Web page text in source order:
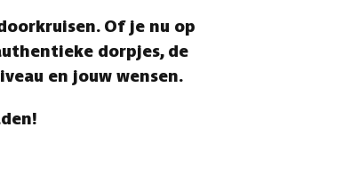
Of je nu op
dorpjes, de
en jouw wensen.